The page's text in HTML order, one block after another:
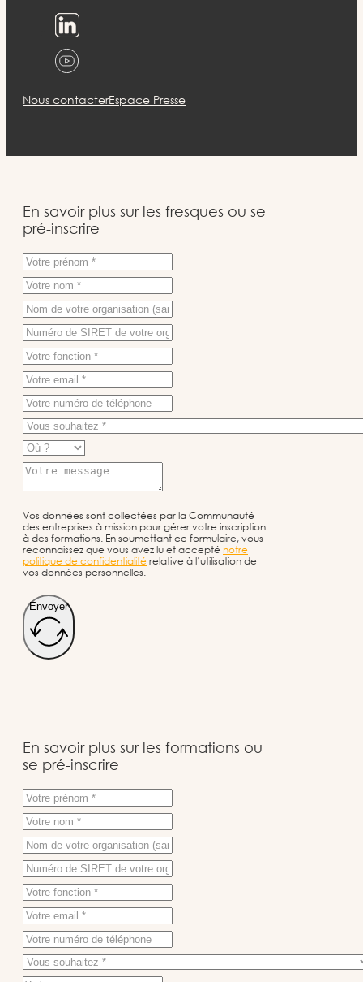
Nous contacterEspace Presse
En savoir plus sur les fresques ou se
pré-inscrire
Vos données sont collectées par la Communauté
des entreprises à mission pour gérer votre inscription
à des formations. En soumettant ce formulaire, vous
reconnaissez que vous avez lu et accepté notre
politique de confidentialitérelative à l’utilisation de
vos données personnelles.
Envoyer
En savoir plus sur les formations ou
se pré-inscrire